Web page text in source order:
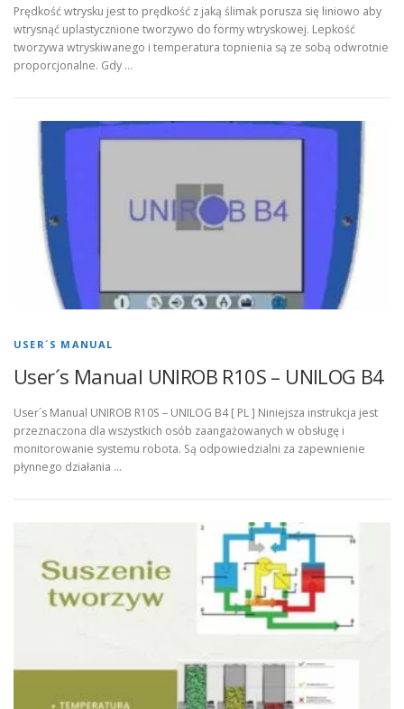
Prędkość wtrysku jest to prędkość z jaką ślimak porusza się liniowo aby
wtrysnąć uplastycznione tworzywo do formy wtryskowej. Lepkość
tworzywa wtryskiwanego i temperatura topnienia są ze sobą odwrotnie
proporcjonalne. Gdy …
USER´S MANUAL
User´s Manual UNIROB R10S – UNILOG B4
User´s Manual UNIROB R10S – UNILOG B4 [ PL ] Niniejsza instrukcja jest
przeznaczona dla wszystkich osób zaangażowanych w obsługę i
monitorowanie systemu robota. Są odpowiedzialni za zapewnienie
płynnego działania …